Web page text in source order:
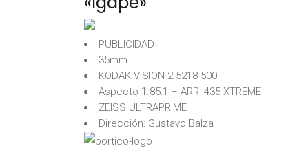
PUBLICIDAD
35mm
KODAK VISION 2 5218 500T
Aspecto 1.85:1 – ARRI 435 XTREME
ZEISS ULTRAPRIME
Dirección: Gustavo Balza